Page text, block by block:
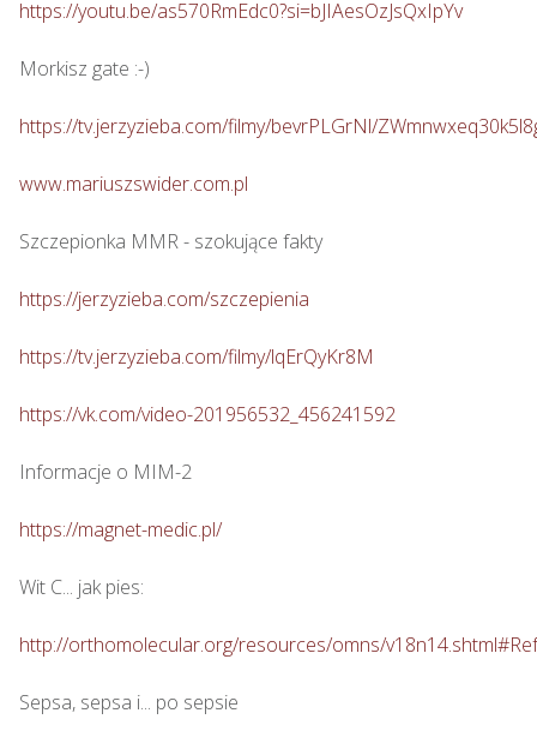
https://youtu.be/as570RmEdc0?si=bJIAesOzJsQxIpYv
Morkisz gate :-)
https://tv.jerzyzieba.com/filmy/bevrPLGrNl/
www.mariuszswider.com.pl
Szczepionka MMR - szokujące fakty
https://jerzyzieba.com/szczepienia
https://tv.jerzyzieba.com/filmy/lqErQyKr8M
https://vk.com/video-201956532_456241592
Informacje o MIM-2
https://magnet-medic.pl/
Wit C... jak pies:
http://orthomolecular.org/resources/omns/
Sepsa, sepsa i... po sepsie